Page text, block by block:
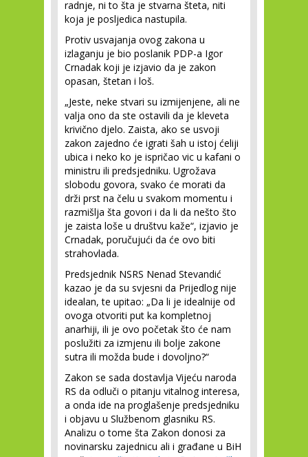
radnje, ni to šta je stvarna šteta, niti
koja je posljedica nastupila.
Protiv usvajanja ovog zakona u
izlaganju je bio poslanik PDP-a Igor
Crnadak koji je izjavio da je zakon
opasan, štetan i loš.
„Jeste, neke stvari su izmijenjene, ali ne
valja ono da ste ostavili da je kleveta
krivično djelo. Zaista, ako se usvoji
zakon zajedno će igrati šah u istoj ćeliji
ubica i neko ko je ispričao vic u kafani o
ministru ili predsjedniku. Ugrožava
slobodu govora, svako će morati da
drži prst na čelu u svakom momentu i
razmišlja šta govori i da li da nešto što
je zaista loše u društvu kaže“, izjavio je
Crnadak, poručujući da će ovo biti
strahovlada.
Predsjednik NSRS Nenad Stevandić
kazao je da su svjesni da Prijedlog nije
idealan, te upitao: „Da li je idealnije od
ovoga otvoriti put ka kompletnoj
anarhiji, ili je ovo početak što će nam
poslužiti za izmjenu ili bolje zakone
sutra ili možda bude i dovoljno?“
Zakon se sada dostavlja Vijeću naroda
RS da odluči o pitanju vitalnog interesa,
a onda ide na proglašenje predsjedniku
i objavu u Službenom glasniku RS.
Analizu o tome šta Zakon donosi za
novinarsku zajednicu ali i građane u BiH